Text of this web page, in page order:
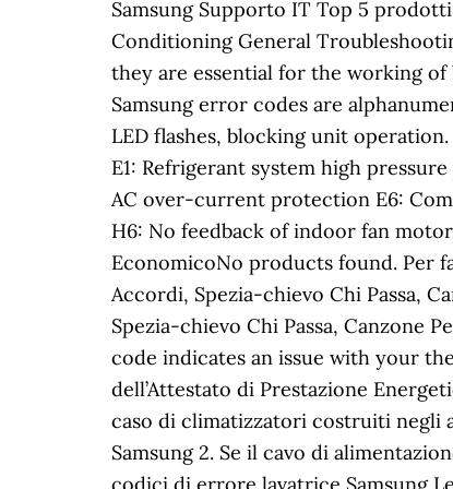
Samsung Supporto IT Top 5
Conditioning General
they are essential for the working of
Samsung error codes are
LED flashes, blocking unit
E1: Refrigerant system high
AC over-current protection E6:
H6: No feedback of indoor fan
EconomicoNo products found. Per
Accordi, Spezia-chievo Chi Passa,
Spezia-chievo Chi Passa, Canzone
code indicates an issue with your
dell’Attestato di Prestazione
caso di climatizzatori costruiti negli
Samsung 2. Se il cavo di